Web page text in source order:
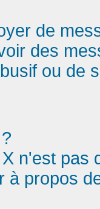
de
des
ou de
n'est pas
à propos